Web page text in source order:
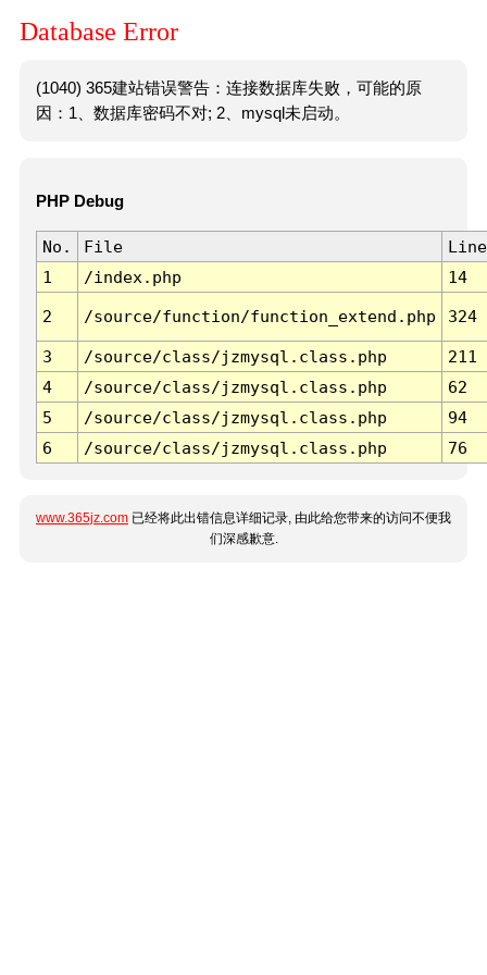
Database Error
(1040) 365建站错误警告：连接数据库失败，可能的原
因：1、数据库密码不对; 2、mysql未启动。
PHP Debug
No. File
Line
1
/index.php 14
2 /source/function/function_extend.php 324
3 /source/class/jzmysql.class.php
211
4
/source/class/jzmysql.class.php
62
5
/source/class/jzmysql.class.php
94
6
/source/class/jzmysql.class.php 76
www.365jz.com 已经将此出错信息详细记录, 由此给您带来的访问不便我
们深感歉意.